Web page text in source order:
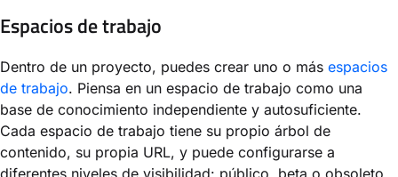
Espacios de trabajo
Dentro de un proyecto, puedes crear uno o más espacios
de trabajo. Piensa en un espacio de trabajo como una
base de conocimiento independiente y autosuficiente.
Cada espacio de trabajo tiene su propio árbol de
contenido, su propia URL, y puede configurarse a